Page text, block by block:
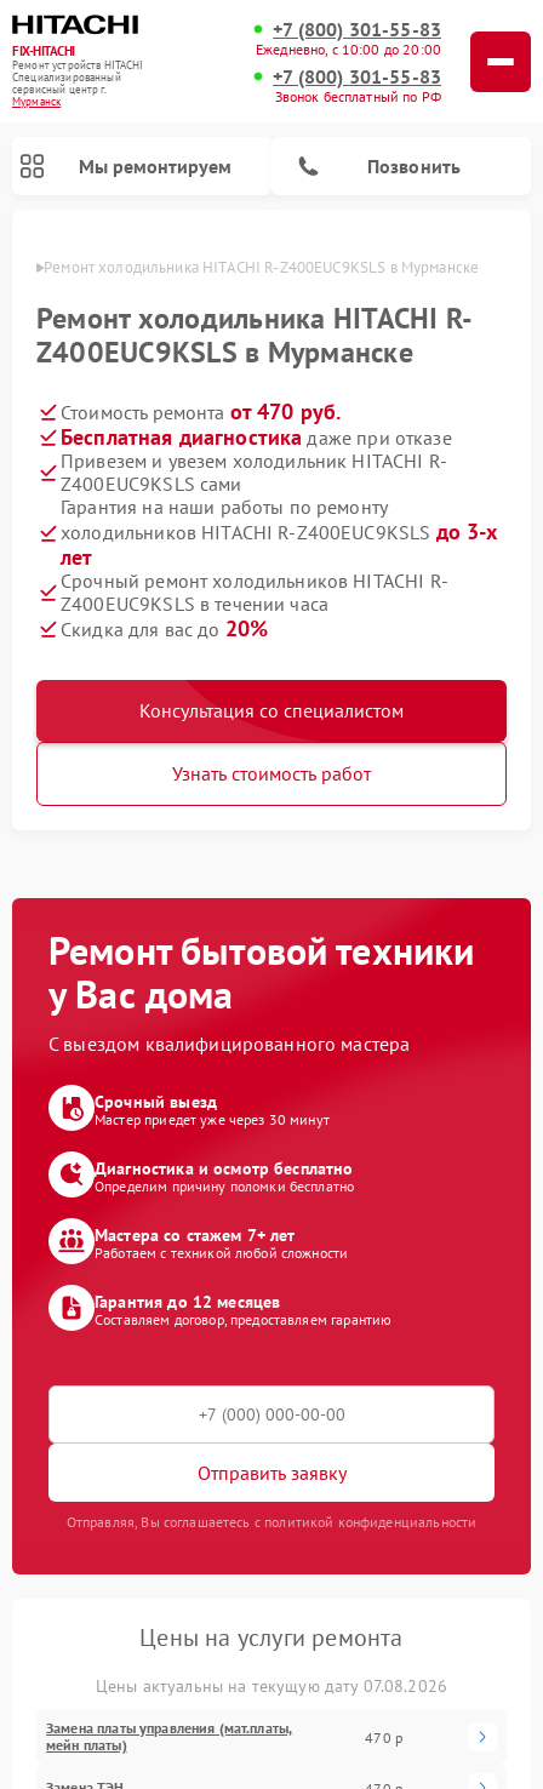
FIX-HITACHI
Ремонт устройств HITACHI
Специализированный
cервисный центр г.
Мурманск
+7 (800) 301-55-83
Ежедневно, с 10:00 до 20:00
+7 (800) 301-55-83
Звонок бесплатный по РФ
Мы ремонтируем Позвонить
Ремонт холодильника HITACHI R-Z400EUC9KSLS в Мурманске
Ремонт холодильника HITACHI R-
Z400EUC9KSLS в Мурманске
Стоимость ремонта от 470 руб.
Бесплатная диагностика даже при отказе
Привезем и увезем холодильник HITACHI R-
Z400EUC9KSLS сами
Гарантия на наши работы по ремонту
холодильников HITACHI R-Z400EUC9KSLS до 3-х
лет
Срочный ремонт холодильников HITACHI R-
Z400EUC9KSLS в течении часа
Скидка для вас до 20%
Консультация со специалистом
Узнать стоимость работ
Ремонт бытовой техники
у Вас дома
С выездом квалифицированного мастера
Срочный выезд
Мастер приедет уже через 30 минут
Диагностика и осмотр бесплатно
Определим причину поломки бесплатно
Мастера со стажем 7+ лет
Работаем с техникой любой сложности
Гарантия до 12 месяцев
Составляем договор, предоставляем гарантию
Отправить заявку
Отправляя, Вы соглашаетесь с политикой конфиденциальности
Цены на услуги ремонта
Цены актуальны на текущую дату 07.08.2026
Замена платы управления (мат.платы,
мейн платы)
470 р